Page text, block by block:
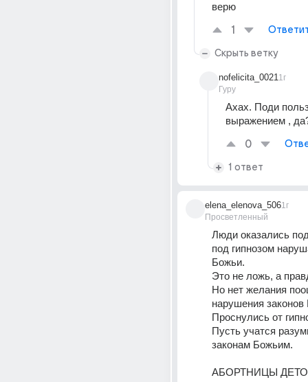
верю
1
Скрыть ветку
nofelicita_0021
Гуру
1г
Ахах. Поди
выражением ,
0
1 ответ
elena_elenova_506
Просветленный
1г
Люди оказались
под гипнозом
Божьи.
Это не ложь, а
Но нет желания
нарушения
Проснулись от
Пусть учатся
законам Божьим.
АБОРТНИЦЫ